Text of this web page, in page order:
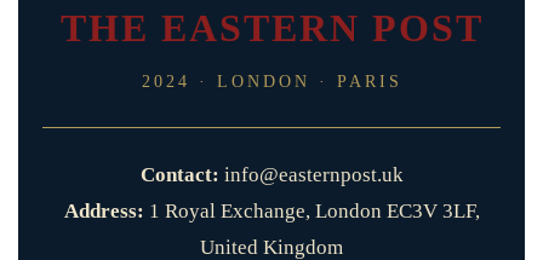
THE EASTERN POST
2024 · LONDON · PARIS
Contact: info@easternpost.uk
Address: 1 Royal Exchange, London EC3V 3LF,
United Kingdom